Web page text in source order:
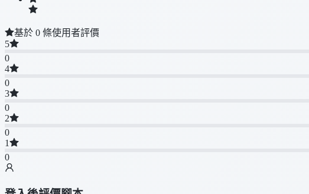
基於 0 條使用者評價
5
0
4
0
3
0
2
0
1
0